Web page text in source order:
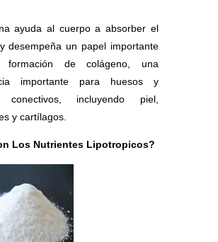
ayuda al cuerpo a absorber el
desempeña un papel importante
de colágeno, una
importante para huesos y
conectivos, incluyendo piel,
y cartílagos.
Los Nutrientes Lipotropicos?